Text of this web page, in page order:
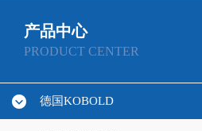
产品中心
PRODUCT CENTER
德国KOBOLD